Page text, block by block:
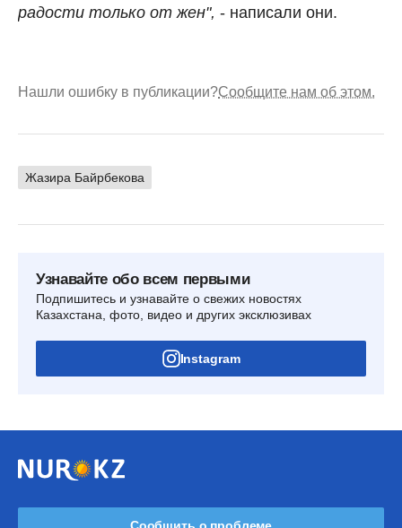
радости только от жен", - написали они.
Нашли ошибку в публикации?Сообщите нам об этом.
Жазира Байрбекова
Узнавайте обо всем первыми
Подпишитесь и узнавайте о свежих новостях
Казахстана, фото, видео и других эксклюзивах
Instagram
Сообщить о проблеме